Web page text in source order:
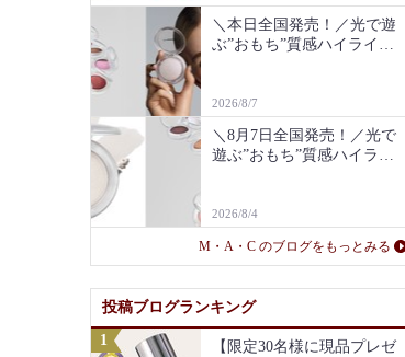
＼本日全国発売！／光で遊
ぶ”おもち”質感ハイライ
2026/8/7
＼8月7日全国発売！／光で
遊ぶ”おもち”質感ハイライ
2026/8/4
M・A・C のブログをもっとみる
投稿ブログランキング
【限定30名様に現品プレゼ